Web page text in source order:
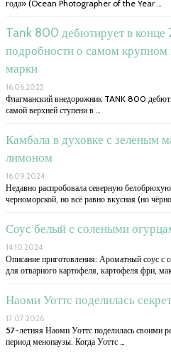
года» (Ocean Photographer of the Year …
Tank 800 дебютирует в конце
подробности о самом
марки
16.06.2025
Флагманский внедорожник TANK 800
самой верхней ступени в …
Камбала в духовке с зеленым
лимоном
16.09.2024
Недавно распробовала северную
черноморской, но всё равно вкусная (но
Соус белый с солеными
14.10.2024
Описание приготовления: Ароматный соус с
для отварного картофеля, картофеля фри,
Наоми Уоттс поделилась
17.07.2026
57-летняя Наоми Уоттс поделилась своими
период менопаузы. Когда Уоттс …